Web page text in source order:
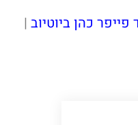
פייפר כהן ביוטיוב |